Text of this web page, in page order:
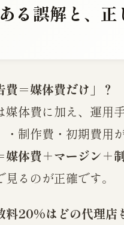
る誤解と、正
費＝媒体費だけ」？
媒体費に加え、運用
・制作費・初期費用
媒体費＋マージン＋
見るのが正確です。
料20%はどの代理店